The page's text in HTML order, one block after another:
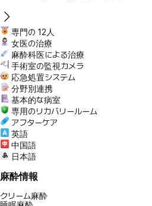
専門の 12人
女医の治療
麻酔科医による治療
手術室の監視カメラ
応急処置システム
分野別連携
基本的な病室
専用のリカバリールーム
アフターケア
英語
中国語
日本語
麻酔情報
クリーム麻酔